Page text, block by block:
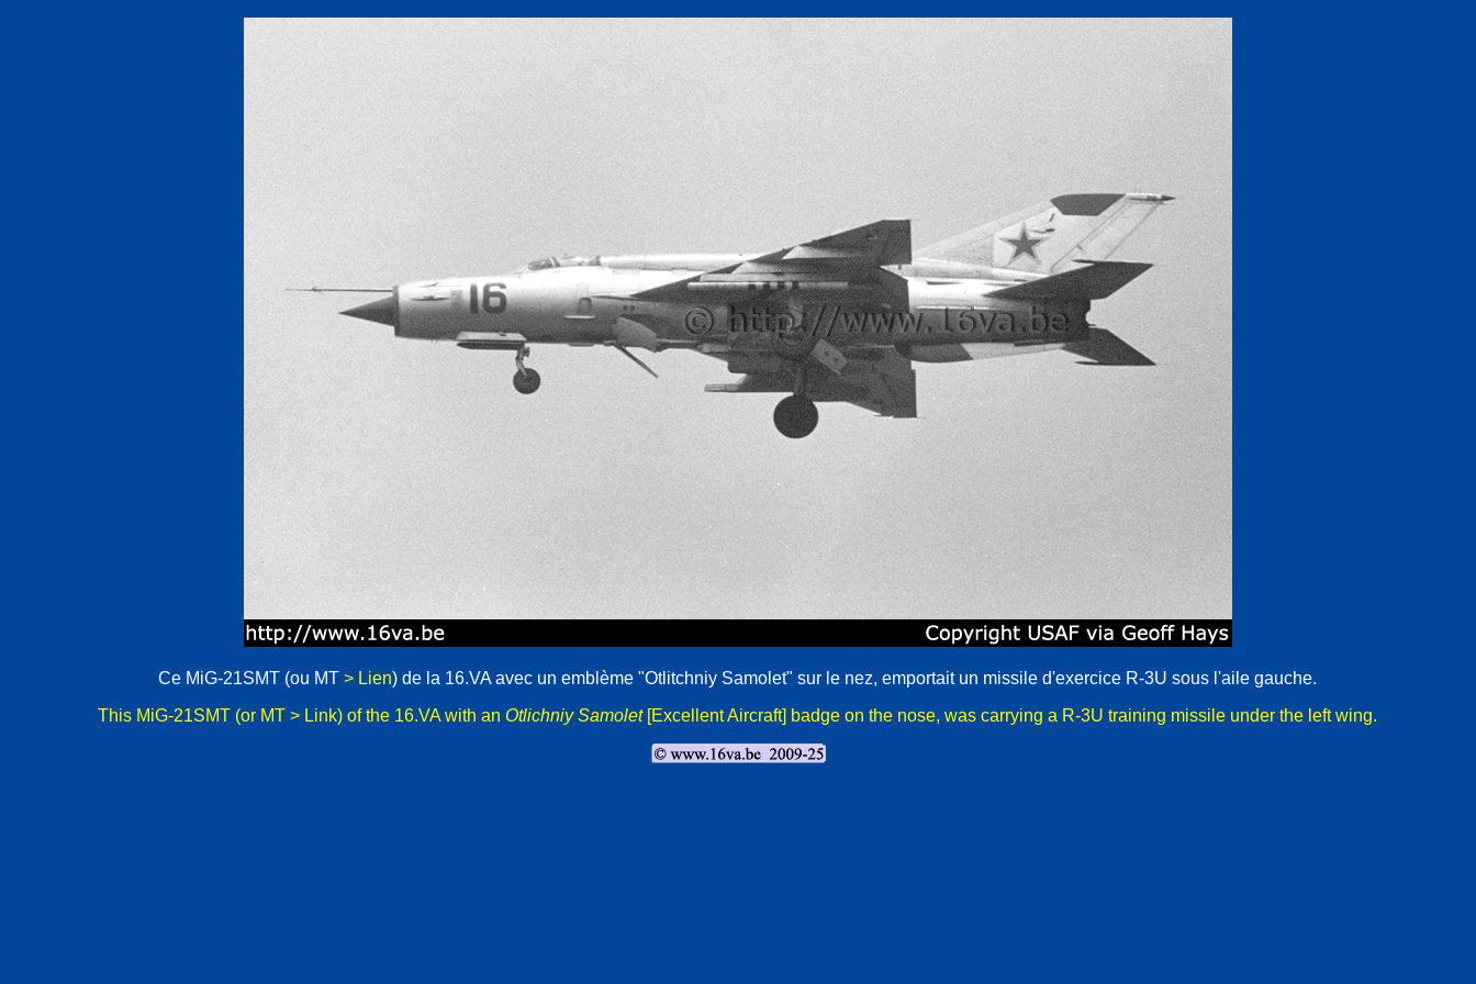
Ce MiG-21SMT (ou MT> Lien) de la 16.VA avec un emblème "Otlitchniy Samolet" sur le nez, emportait un missile d'exercice R-3U sous l'aile gauche.
This MiG-21SMT (or MT> Link) of the 16.VA with anOtlichniy Samolet[Excellent Aircraft] badge on the nose, was carrying a R-3U training missile under the left wing.